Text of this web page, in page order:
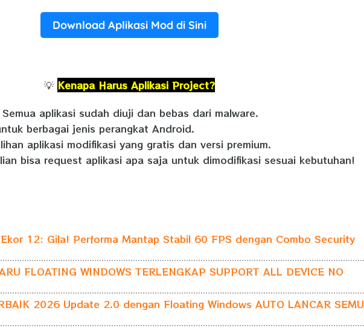
Download Aplikasi Mod di Sini
💡 Kenapa Harus Aplikasi Project?
aplikasi sudah diuji dan bebas dari malware.
berbagai jenis perangkat Android.
aplikasi modifikasi yang gratis dan versi premium.
bisa request aplikasi apa saja untuk dimodifikasi sesuai kebutuhan!
12: Gila! Performa Mantap Stabil 60 FPS dengan Combo Security
FLOATING WINDOWS TERLENGKAP SUPPORT ALL DEVICE NO
2026 Update 2.0 dengan Floating Windows AUTO LANCAR